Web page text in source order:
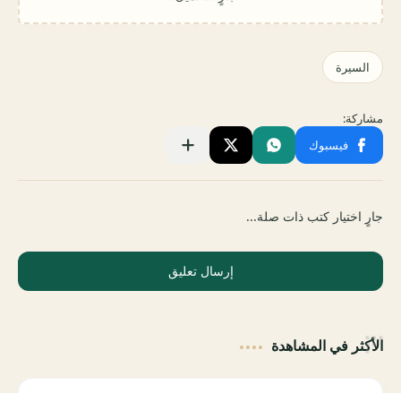
جارٍ اختيار كتب ذات صلة...
إرسال تعليق
الأكثر في المشاهدة